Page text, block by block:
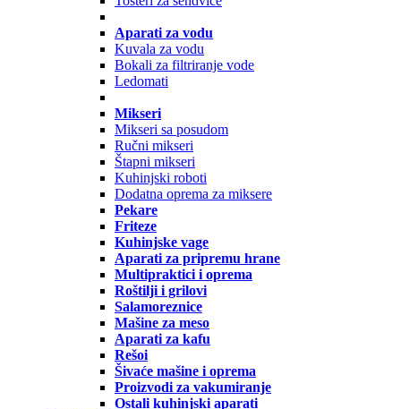
Aparati za vodu
Kuvala za vodu
Bokali za filtriranje vode
Ledomati
Mikseri
Mikseri sa posudom
Ručni mikseri
Štapni mikseri
Kuhinjski roboti
Dodatna oprema za miksere
Pekare
Friteze
Kuhinjske vage
Aparati za pripremu hrane
Multipraktici i oprema
Roštilji i grilovi
Salamoreznice
Mašine za meso
Aparati za kafu
Rešoi
Šivaće mašine i oprema
Proizvodi za vakumiranje
Ostali kuhinjski aparati